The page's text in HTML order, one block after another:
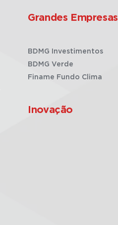
Grandes Empresas
BDMG Investimentos
BDMG Verde
Finame Fundo Clima
Inovação